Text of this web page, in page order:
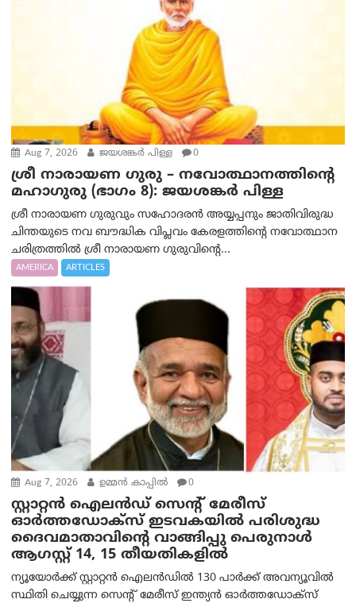
Aug 7, 2026 ജയശങ്കര്‍ പിള്ള 0
ശ്രീ നാരായണ ഗുരു – നവോത്ഥാനത്തിന്റെ
മഹാഗുരു (ഭാഗം 8): ജയശങ്കര്‍ പിള്ള
ശ്രീ നാരായണ ഗുരുവും സഹോദരൻ അയ്യപ്പനും ജാതിവിരുദ്ധ
ചിന്തയുടെ നവ ബൗദ്ധിക വിപ്ലവം കേരളത്തിന്റെ നവോത്ഥാന
ചരിത്രത്തിൽ ശ്രീ നാരായണ ഗുരുവിന്റെ...
AMERICA ARTICLES
Aug 7, 2026 ഉമ്മന്‍ കാപ്പില്‍ 0
സ്റ്റാറ്റൻ ഐലൻഡ് സെന്റ് മേരീസ്
ഓർത്തഡോക്സ് ഇടവകയിൽ പരിശുദ്ധ
ദൈവമാതാവിന്റെ വാങ്ങിപ്പു പെരുനാൾ
ആഗസ്റ്റ് 14, 15 തീയതികളിൽ
ന്യൂയോർക്ക് സ്റ്റാറ്റൻ ഐലൻഡിൽ 130 പാർക്ക് അവന്യൂവിൽ
സ്ഥിതി ചെയ്യുന്ന സെന്റ് മേരീസ് ഇന്ത്യൻ ഓർത്തഡോക്സ്